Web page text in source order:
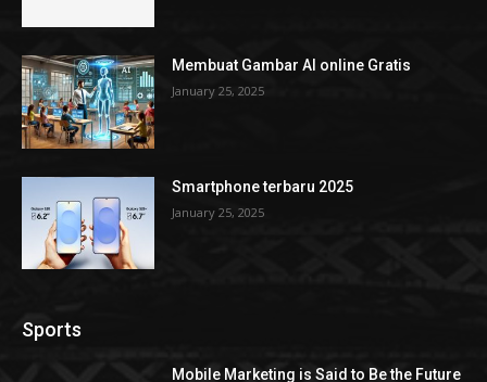
Membuat Gambar AI online Gratis
January 25, 2025
Smartphone terbaru 2025
January 25, 2025
Sports
Mobile Marketing is Said to Be the Future